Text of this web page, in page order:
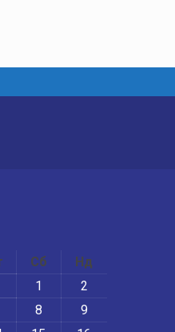
Сб
Нд
1
2
8
9